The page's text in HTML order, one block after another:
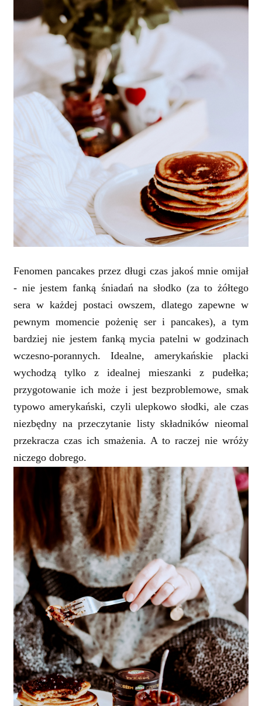
Fenomen pancakes przez długi czas jakoś mnie omijał
- nie jestem fanką śniadań na słodko (za to żółtego
sera w każdej postaci owszem, dlatego zapewne w
pewnym momencie pożenię ser i pancakes), a tym
bardziej nie jestem fanką mycia patelni w godzinach
wczesno-porannych. Idealne, amerykańskie placki
wychodzą tylko z idealnej mieszanki z pudełka;
przygotowanie ich może i jest bezproblemowe, smak
typowo amerykański, czyli ulepkowo słodki, ale czas
niezbędny na przeczytanie listy składników nieomal
przekracza czas ich smażenia. A to raczej nie wróży
niczego dobrego.